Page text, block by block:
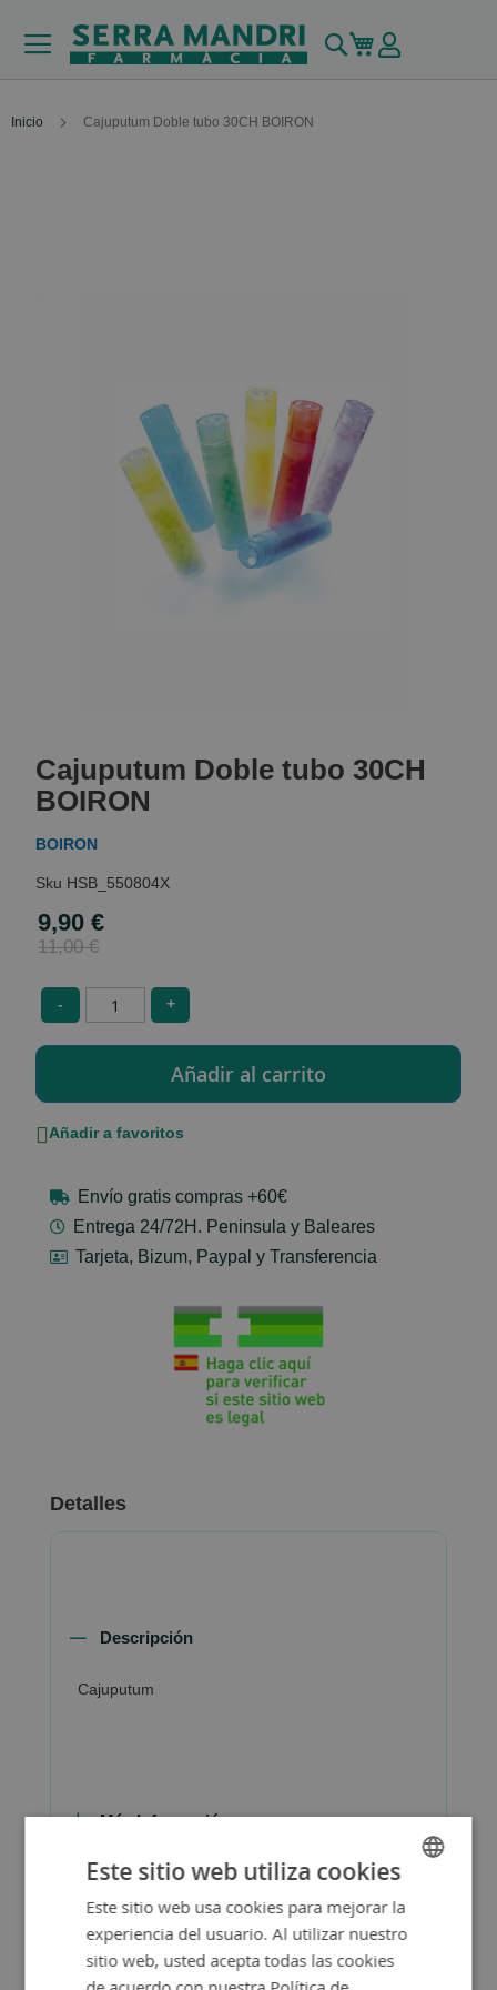
Buscar
Mi carrito
Inicio Cajuputum Doble tubo 30CH BOIRON
the
beginning
of
the
gallery
Cajuputum Doble tubo 30CH
BOIRON
BOIRON
HSB_550804X
Special
Price
9,90 €
11,00 €
- +
Añadir a favoritos
Envío gratis compras +60€
Entrega 24/72H. Peninsula y Baleares
Tarjeta, Bizum, Paypal y Transferencia
Detalles
Descripción
Cajuputum
Más Información
SPANISH
ENGLISH
Este sitio web utiliza cookies
Este sitio web usa cookies para mejorar la
experiencia del usuario. Al utilizar nuestro
sitio web, usted acepta todas las cookies